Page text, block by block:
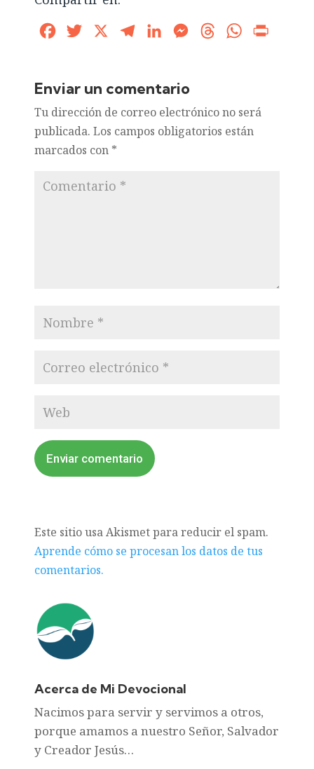
FacebookTwitter TelegramLinkedInMessengerThreadsWhatsApp
Enviar un comentario
Tu dirección de correo electrónico no será
publicada. Los campos obligatorios están
marcados con *
Enviar comentario
Este sitio usa Akismet para reducir el spam.
Aprende cómo se procesan los datos de tus
comentarios.
Acerca de Mi Devocional
Nacimos para servir y servimos a otros,
porque amamos a nuestro Señor, Salvador
y Creador Jesús…